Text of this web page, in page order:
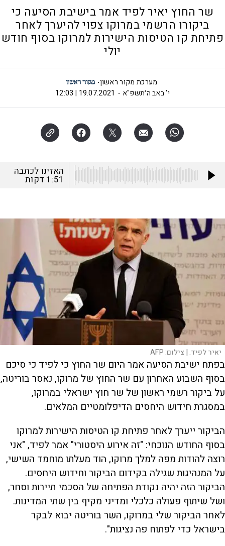
שר החוץ יאיר לפיד אמר בישיבת הסיעה כי
ביקורו הרשמי במרוקו צפוי להיערך לאחר
פתיחת קו הטיסות הישירות למרוקו בסוף חודש
יולי
מערכת מקור ראשון
י' באב ה׳תשפ"א
19.07.2021 | 12:03
האזינו לכתבה
1:51 דקות
יאיר לפיד. | צילום:AFP
בפתח ישיבת הסיעה אמר היום שר החוץ כי לפיד כי סיכם
בסוף השבוע האחרון עם שר החוץ של מרוקו, נאסר בוריטה,
על ביקור רשמי ראשון של שר חוץ ישראלי במרוקו,
במסגרת חידוש היחסים הדיפלומטיים המלאים.
הביקור ייערך לאחר פתיחת קו הטיסות הישירות למרוקו
בסוף החודש הנוכחי: "זה אירוע היסטורי" אמר לפיד, "אני
רוצה להודות מפה למלך מרוקו, הוד מעלתו מוחמד השישי,
על המנהיגות שגילה בקידום הביקור וחידוש היחסים.
הביקור הזה יהיה נקודת הפתיחה של הסכמי תיירות וסחר,
ושל שיתוף פעולה כלכלי ומדיני מקיף בין שתי המדינות.
לאחר הביקור שלי במרוקו, השר בוריטה יבוא לבקר
בישראל כדי לפתוח פה נציגות".